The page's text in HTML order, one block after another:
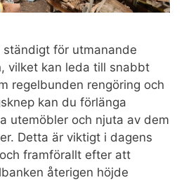
för utmanande
vilket kan leda till snabbt
regelbunden rengöring och
kan du förlänga
utemöbler och njuta av dem
Detta är viktigt i dagens
framförallt efter att
återigen höjde